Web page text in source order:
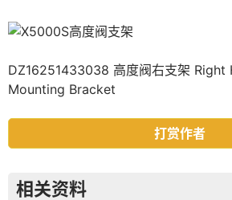
DZ16251433038 高度阀右支架 Right
Mounting Bracket
打赏作者
相关资料